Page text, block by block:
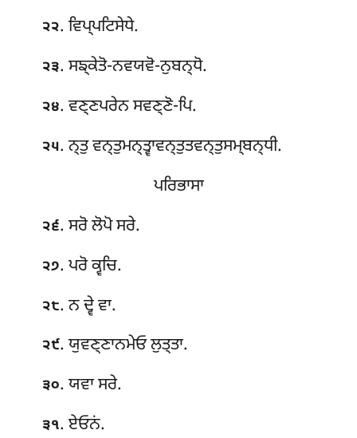
੨੨. ਵਿਪ੍ਪਟਿਸੇਧੇ.
੨੩. ਸਙ੍ਕੇਤੋ-ਨਵਯਵੋ-ਨੁਬਨ੍ਧੋ.
੨੪. ਵਣ੍ਣਪਰੇਨ ਸਵਣ੍ਣੋ-ਪਿ.
੨੫. ਨ੍ਤੁ ਵਨ੍ਤੁਮਨ੍ਤ੍ਵਾਵਨ੍ਤੁਤਵਨ੍ਤੁਸਮ੍ਬਨ੍ਧੀ.
ਪਰਿਭਾਸਾ
੨੬. ਸਰੋ ਲੋਪੋ ਸਰੇ.
੨੭. ਪਰੋ ਕ੍ਵਚਿ.
੨੮. ਨ ਦ੍ਵੇ ਵਾ.
੨੯. ਯੁਵਣ੍ਣਾਨਮੇਓ ਲੁਤ੍ਤਾ.
੩੦. ਯਵਾ ਸਰੇ.
੩੧. ਏਓਨਂ.